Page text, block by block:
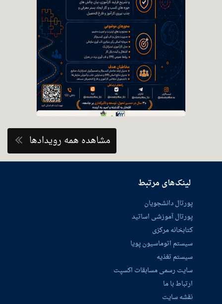
مشاهده همه رویدادها
لینک‌های مرتبط
پورتال دانشجویان
پورتال آموزشی اساتید
کتابخانه مرکزی
سیستم اتوماسیون پویا
سیستم تغذیه
سایت رسمی مسابقات اکسپت
ارتباط با ما
نقشه سایت